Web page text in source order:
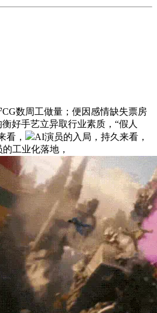
数周工做量；便因感情缺失票房
好手艺立异取行业素质，“假人
看，
AI演员的入局，持久来看，
工业化落地，